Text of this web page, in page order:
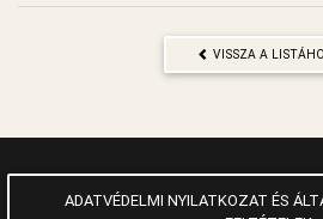
VISSZA A
ADATVÉDELMI NYILATKOZAT ÉS